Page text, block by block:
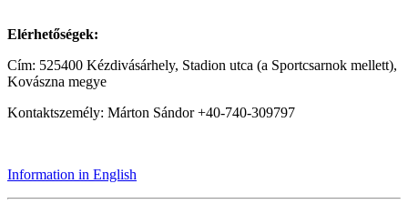
Elérhetőségek:
Cím: 525400 Kézdivásárhely, Stadion utca (a Sportcsarnok mellett),
Kovászna megye
Kontaktszemély: Márton Sándor +40-740-309797
Information in English